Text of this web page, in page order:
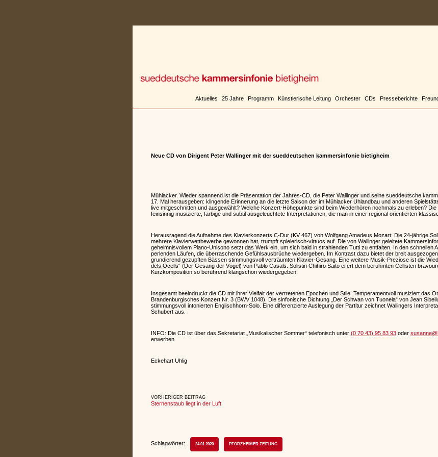
Aktuelles 25 Jahre Programm Künstlerische Leitung Orchester CDs Presseberichte
Neue CD von Dirigent Peter Wallinger mit der sueddeutschen kammersinfonie bietigheim
Mühlacker. Wieder spannend ist die Präsentation der Jahres-CD, die Peter Wallinger und seine sueddeutsche
17. Mal herausgeben: klingende Erinnerung an die letzte Saison der im Mühlacker Uhlandbau und anderen
live mitgeschnitten und ausgewählt? Welche Konzert-Höhepunkte sind beim Wiederhören nochmals zu erleben? Die
feinsinnig musizierte, farbige und subtil ausgeleuchtete Interpretationen, die man in einer regional orientierten
Herausragend die Aufnahme des Klavierkonzerts C-Dur (KV 467) von Wolfgang Amadeus Mozart: Die 24-jährige
mehrere Klavierwettbewerbe gewonnen hat, trumpft spielerisch-virtuos auf. Die von Wallinger geleitete
geheimnisvollem Piano-Unisono setzt das Werk ein, um sich bald in strahlenden Tutti zu entfalten. In den schnellen
perlenden Läufen, die überraschende Gefühlsausbrüche wiedergeben. Im Kontrast dazu bietet der breit
grundierend gezupften Bässen stimmungsvoll verträumten Klavier-Gesang. Eine weitere Musik-Preziose ist die
dels Ocells“ (Der Gesang der Vögel) von Pablo Casals. Solistin Chihiro Saito eifert dem berühmten Cellisten
Kurzkomposition so berührend klangschön wiedergegeben.
Insgesamt beeindruckt die CD mit ihrer Vielfalt der vertretenen Epochen und Stile. Temperamentvoll musiziert das
Brandenburgisches Konzert Nr. 3 (BWV 1048). Die sinfonische Dichtung „Der Schwan von Tuonela“ von Jean
stimmungsvoll intonierten Englischhorn-Solo. Eine differenzierte Auslegung der Partitur zeichnet Wallingers
Schubert aus.
INFO: Die CD ist über das Sekretariat „Musikalischer Sommer“ telefonisch unter (0 70 43) 95 83 93oder
erwerben.
Eckehart Uhlig
VORHERIGER BEITRAG
Sternenstaub liegt in der Luft
Schlagwörter: 24.01.2020 PFORZHEIMER ZEITUNG